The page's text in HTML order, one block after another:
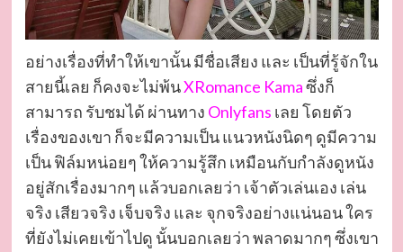
อย่างเรื่องที่ทำให้เขานั้น มีชื่อเสียง และ เป็นที่รู้จักใน
สายนี้เลย ก็คงจะไม่พ้นXRomance Kamaซึ่งก็
สามารถ รับชมได้ ผ่านทาง Onlyfans เลย โดยตัว
เรื่องของเขา ก็จะมีความเป็น แนวหนังนิดๆ ดูมีความ
เป็น ฟิล์มหน่อยๆ ให้ความรู้สึก เหมือนกับกำลังดูหนัง
อยู่สักเรื่องมากๆ แล้วบอกเลยว่า เจ้าตัวเล่นเอง เล่น
จริง เสียวจริง เจ็บจริง และ จุกจริงอย่างแน่นอน ใคร
ที่ยังไม่เคยเข้าไปดู นั้นบอกเลยว่า พลาดมากๆ ซึ่งเขา